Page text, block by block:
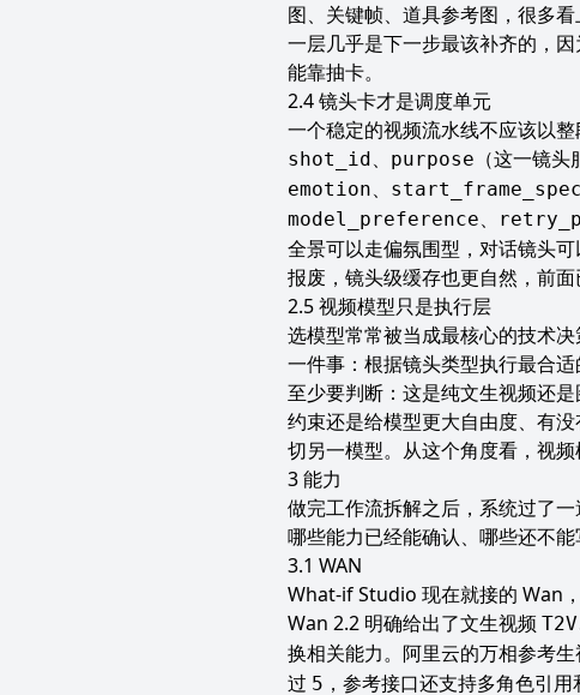
图、关键帧、道具参考图，很多
一层几乎是下一步最该补齐的，
能靠抽卡。
镜头卡才是调度单元
一个稳定的视频流水线不应该以
shot_id、 purpose （这一镜
emotion、 start_frame_spec
model_preference、
全景可以走偏氛围型，对话镜头
报废，镜头级缓存也更自然，前
视频模型只是执行层
选模型常常被当成最核心的技术
一件事：根据镜头类型执行最合
至少要判断：这是纯文生视频还
约束还是给模型更大自由度、有
切另一模型。从这个角度看，视
能力
做完工作流拆解之后，系统过了
哪些能力已经能确认、哪些还不能
WAN
What-if Studio 现在就接的 Wan
Wan 2.2 明确给出了文生视频 T2V
换相关能力。阿里云的万相参考
过 5 ，参考接口还支持多角色引